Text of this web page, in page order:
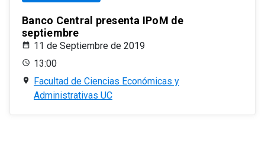
Banco Central presenta IPoM de
septiembre
11 de Septiembre de 2019
13:00
Facultad de Ciencias Económicas y
Administrativas UC